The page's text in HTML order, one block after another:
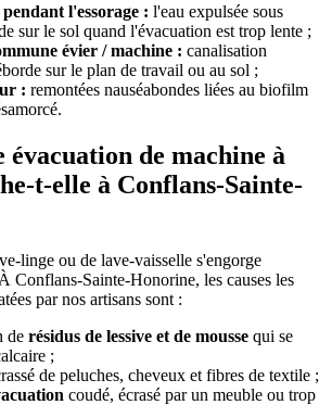
l'essorage : l'eau expulsée sous
sur le sol quand l'évacuation est trop lente ;
évier / machine : canalisation
sur le plan de travail ou au sol ;
: remontées nauséabondes liées au biofilm
évacuation de machine à
t-elle à Conflans-Sainte-
linge ou de lave-vaisselle s'engorge
Conflans-Sainte-Honorine, les causes les
par nos artisans sont :
de résidus de lessive et de mousse qui se
;
de peluches, cheveux et fibres de textile ;
coudé, écrasé par un meuble ou trop